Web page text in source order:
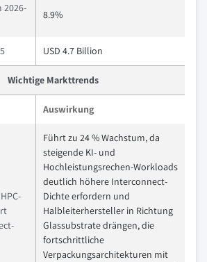
2026-
8.9%
USD 4.7 Billion
Wichtige Markttrends
Auswirkung
Führt zu 24 % Wachstum, da
steigende KI- und
Hochleistungsrechen-Workloads
deutlich höhere Interconnect-
Dichte erfordern und
Halbleiterhersteller in Richtung
Glassubstrate drängen, die
fortschrittliche
Verpackungsarchitekturen mit